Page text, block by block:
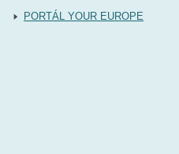
PORTÁL YOUR EUROPE